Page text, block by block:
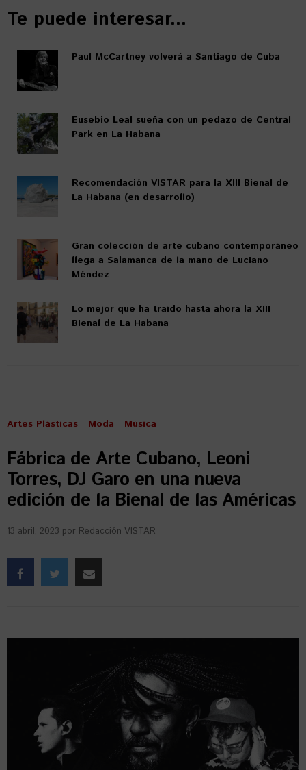
Te puede interesar...
Paul McCartney volverá a Santiago de Cuba
Eusebio Leal sueña con un pedazo de Central
Park en La Habana
Recomendación VISTAR para la XIII Bienal de
La Habana (en desarrollo)
Gran colección de arte cubano contemporáneo
llega a Salamanca de la mano de Luciano
Méndez
Lo mejor que ha traído hasta ahora la XIII
Bienal de La Habana
Artes Plásticas Moda Música
Fábrica de Arte Cubano, Leoni
Torres, DJ Garo en una nueva
edición de la Bienal de las Américas
13 abril, 2023 por Redacción VISTAR